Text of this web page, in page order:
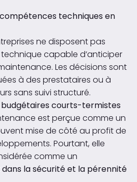
techniques en
ne disposent pas
capable d’anticiper
Les décisions sont
à des prestataires ou à
sans suivi structuré.
courts-termistes
est perçue comme un
mise de côté au profit de
Pourtant, elle
comme un
la sécurité et la pérennité